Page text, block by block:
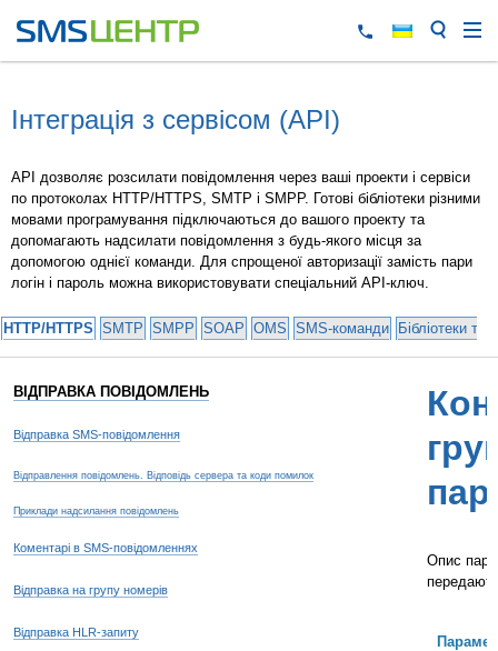
Інтеграція з сервісом (API)
API дозволяє розсилати повідомлення через ваші проекти і сервіси
по протоколах HTTP/HTTPS, SMTP і SMPP. Готові бібліотеки різними
мовами програмування підключаються до вашого проекту та
допомагають надсилати повідомлення з будь-якого місця за
допомогою однієї команди. Для спрощеної авторизації замість пари
логін і пароль можна використовувати спеціальний API-ключ.
HTTP/HTTPS SMTP SMPP SOAP OMS SMS-команди Бібліотеки та
ВІДПРАВКА ПОВІДОМЛЕНЬ
Відправка SMS-повідомлення
Відправлення повідомлень. Відповідь сервера та коди помилок
Приклади надсилання повідомлень
Коментарі в SMS-повідомленнях
Відправка на групу номерів
Відправка HLR-запиту
Опис